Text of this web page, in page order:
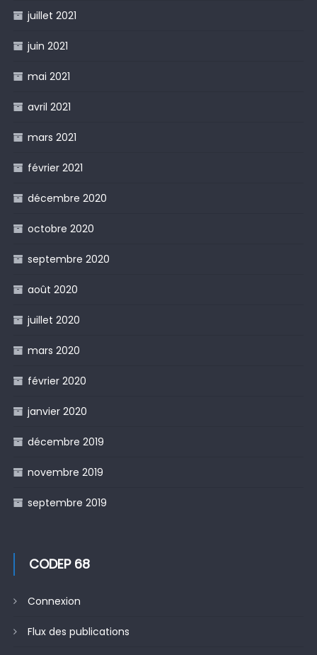
juillet 2021
juin 2021
mai 2021
avril 2021
mars 2021
février 2021
décembre 2020
octobre 2020
septembre 2020
août 2020
juillet 2020
mars 2020
février 2020
janvier 2020
décembre 2019
novembre 2019
septembre 2019
CODEP 68
Connexion
Flux des publications